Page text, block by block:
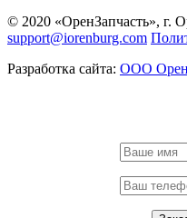
© 2020 «ОренЗапчасть», г.
support@iorenburg.com
Разработка сайта: ООО